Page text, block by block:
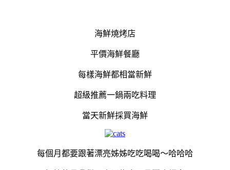
海鮮燒烤店
平價海鮮餐廳
每樣海鮮都相當新鮮
超級推薦一鍋兩吃料理
當天新鮮採買海鮮
每個月都要跟著漂亮姊姊吃吃喝喝～哈哈哈